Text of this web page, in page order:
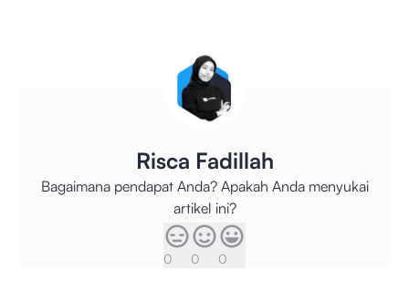
Risca Fadillah
Bagaimana pendapat Anda? Apakah Anda menyukai
artikel ini?
0 0 0